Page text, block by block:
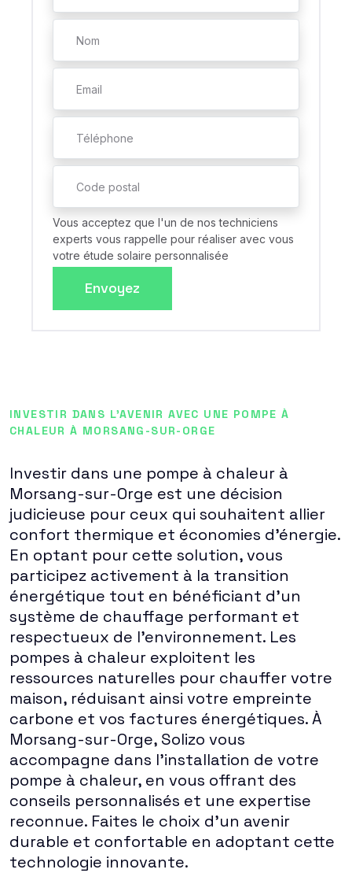
Vous acceptez que l'un de nos techniciens
experts vous rappelle pour réaliser avec vous
votre étude solaire personnalisée
Envoyez
INVESTIR DANS L'AVENIR AVEC UNE POMPE À
CHALEUR À MORSANG-SUR-ORGE
Investir dans une pompe à chaleur à
Morsang-sur-Orge est une décision
judicieuse pour ceux qui souhaitent allier
confort thermique et économies d'énergie.
En optant pour cette solution, vous
participez activement à la transition
énergétique tout en bénéficiant d'un
système de chauffage performant et
respectueux de l'environnement. Les
pompes à chaleur exploitent les
ressources naturelles pour chauffer votre
maison, réduisant ainsi votre empreinte
carbone et vos factures énergétiques. À
Morsang-sur-Orge, Solizo vous
accompagne dans l'installation de votre
pompe à chaleur, en vous offrant des
conseils personnalisés et une expertise
reconnue. Faites le choix d'un avenir
durable et confortable en adoptant cette
technologie innovante.